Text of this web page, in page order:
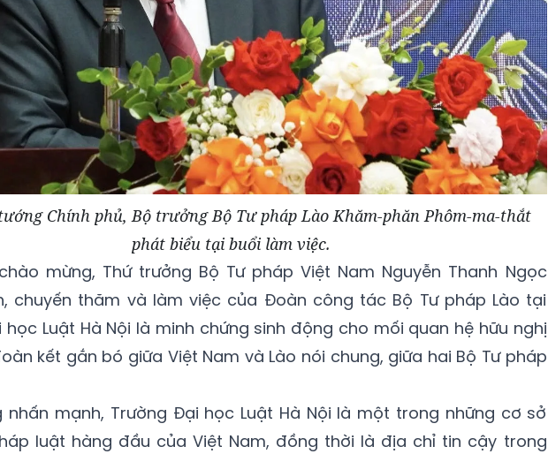
Chính phủ, Bộ trưởng Bộ Tư pháp Lào Khăm-phăn Phôm-ma-thắt
phát biểu tại buổi làm việc.
mừng, Thứ trưởng Bộ Tư pháp Việt Nam Nguyễn Thanh Ngọc
chuyến thăm và làm việc của Đoàn công tác Bộ Tư pháp Lào tại
học Luật Hà Nội là minh chứng sinh động cho mối quan hệ hữu nghị
kết gắn bó giữa Việt Nam và Lào nói chung, giữa hai Bộ Tư pháp
nhấn mạnh, Trường Đại học Luật Hà Nội là một trong những cơ sở
luật hàng đầu của Việt Nam, đồng thời là địa chỉ tin cậy trong